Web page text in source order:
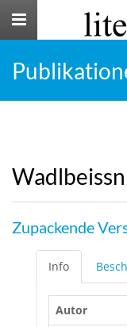
Toggle
Wadlbeissn
Zupackende
Info
Autor